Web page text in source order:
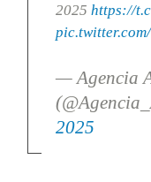
2025 https://
— Agencia
2025